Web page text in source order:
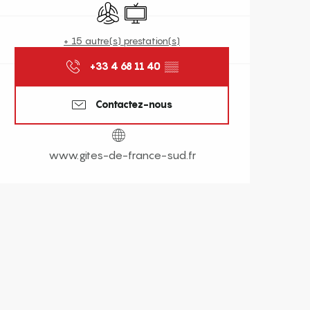
Air conditionné
Télévision
+ 15 autre(s) prestation(s)
+33 4 68 11 40 ▒▒
Contactez-nous
www.gites-de-france-sud.fr